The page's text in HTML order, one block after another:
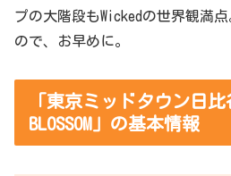
プの大階段もWickedの世界観満
ので、お早めに。
「東京ミッドタウン日
BLOSSOM」の基本情報